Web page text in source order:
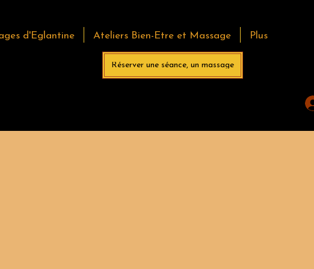
d'Eglantine Ateliers Bien-Etre et Massage Plus
Réserver une séance, un massage